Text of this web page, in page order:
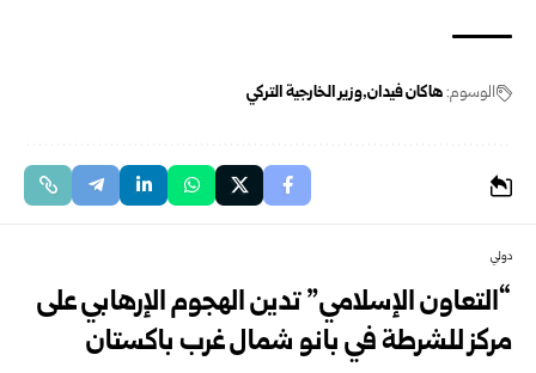
الوسوم:هاكان فيدان وزير الخارجية التركي
دولي
“التعاون الإسلامي” تدين الهجوم الإرهابي على
مركز للشرطة في بانو شمال غرب باكستان